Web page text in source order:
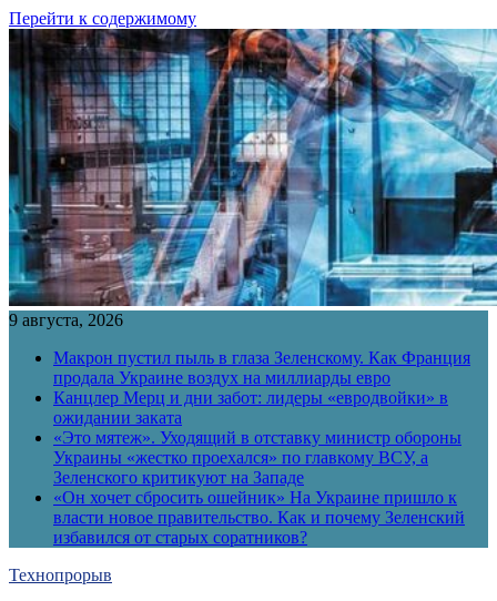
Перейти к содержимому
9 августа, 2026
Макрон пустил пыль в глаза Зеленскому. Как Франция
продала Украине воздух на миллиарды евро
Канцлер Мерц и дни забот: лидеры «евродвойки» в
ожидании заката
«Это мятеж». Уходящий в отставку министр обороны
Украины «жестко проехался» по главкому ВСУ, а
Зеленского критикуют на Западе
«Он хочет сбросить ошейник» На Украине пришло к
власти новое правительство. Как и почему Зеленский
избавился от старых соратников?
Технопрорыв